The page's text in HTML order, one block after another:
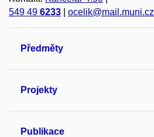
549 49 6233 ocelik@mail.muni.cz
Předměty
Projekty
Publikace